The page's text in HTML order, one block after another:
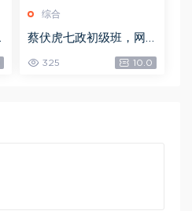
综合
蔡伏虎七政初级班，网
325 10.0